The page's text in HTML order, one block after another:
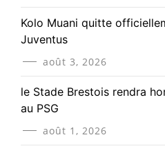
Kolo Muani quitte
Juventus
août 3, 2026
le Stade Brestois rendra
au PSG
août 1, 2026